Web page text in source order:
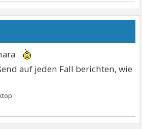
auf jeden Fall berichten, wie